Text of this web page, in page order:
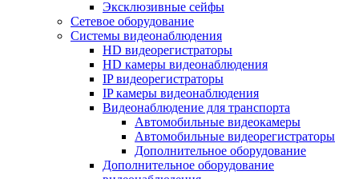
Эксклюзивные сейфы
Сетевое оборудование
Системы видеонаблюдения
HD видеорегистраторы
HD камеры видеонаблюдения
IP видеорегистраторы
IP камеры видеонаблюдения
Видеонаблюдение для транспорта
Автомобильные видеокамеры
Автомобильные видеорегистраторы
Дополнительное оборудование
Дополнительное оборудование